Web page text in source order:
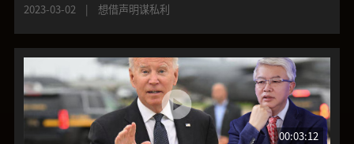
2023-03-02 | 想借声明谋私利
00:03:12